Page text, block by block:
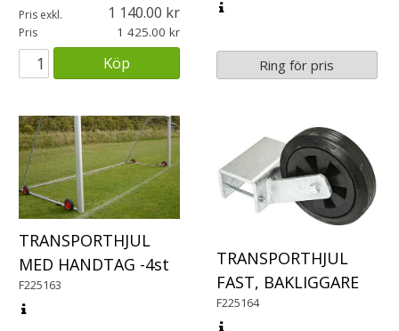
Pris exkl. 1 140.00
Pris 1 425.00
Köp Ring för pris
TRANSPORTHJUL
MED HANDTAG -4st
F225163
TRANSPORTHJUL
FAST, BAKLIGGARE
F225164